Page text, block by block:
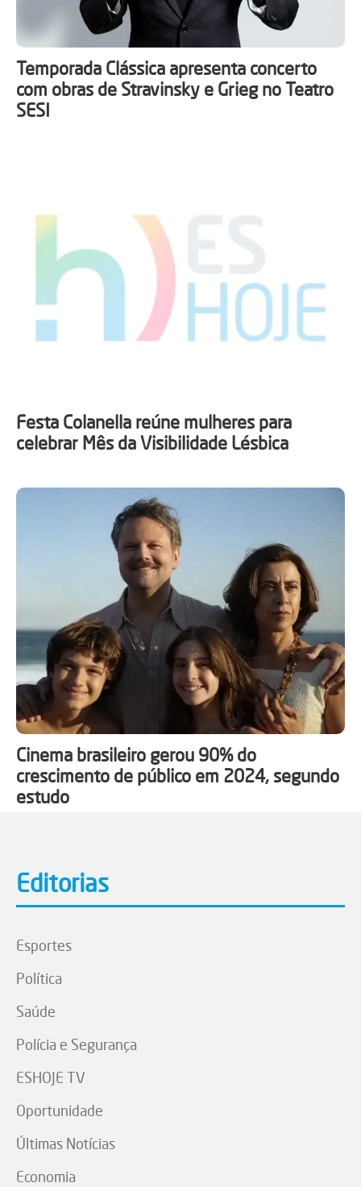
Temporada Clássica apresenta concerto
com obras de Stravinsky e Grieg no Teatro
SESI
Festa Colanella reúne mulheres para
celebrar Mês da Visibilidade Lésbica
Cinema brasileiro gerou 90% do
crescimento de público em 2024, segundo
estudo
Editorias
Esportes
Política
Saúde
Polícia e Segurança
ESHOJE TV
Oportunidade
Últimas Notícias
Economia